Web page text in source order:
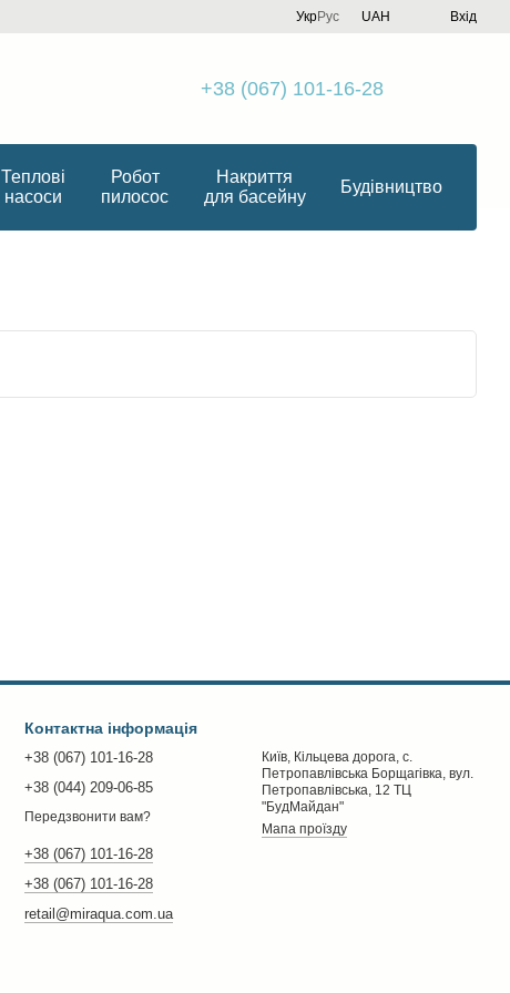
УкрРус UAH Вхід
+38 (067) 101-16-28
Теплові
насоси
Робот
пилосос
Накриття
для басейну
Будівництво
Контактна інформація
+38 (067) 101-16-28
+38 (044) 209-06-85
Передзвонити вам?
+38 (067) 101-16-28
+38 (067) 101-16-28
retail@miraqua.com.ua
Київ, Кільцева дорога, с.
Петропавлівська Борщагівка, вул.
Петропавлівська, 12 ТЦ
"БудМайдан"
Мапа проїзду